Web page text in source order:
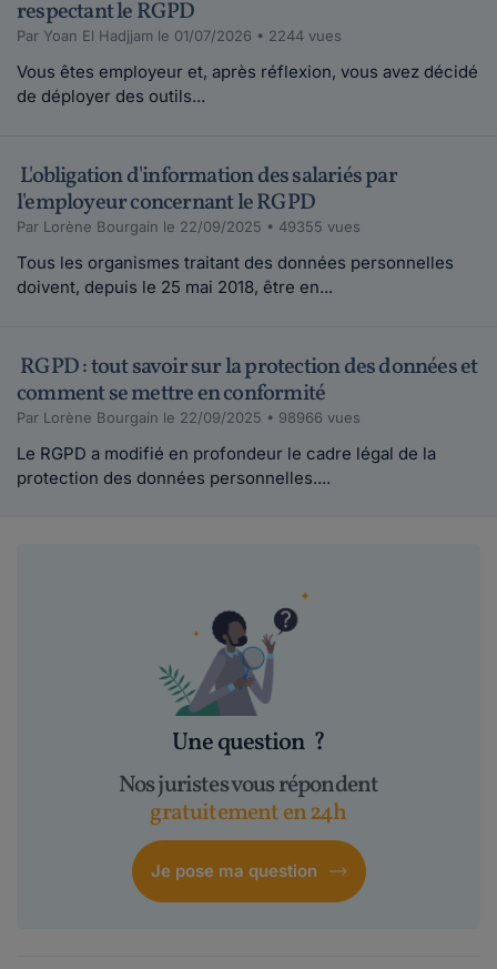
respectant le RGPD
Par Yoan El Hadjjam le 01/07/2026 • 2244 vues
Vous êtes employeur et, après réflexion, vous avez décidé
de déployer des outils...
L'obligation d'information des salariés par
l'employeur concernant le RGPD
Par Lorène Bourgain le 22/09/2025 • 49355 vues
Tous les organismes traitant des données personnelles
doivent, depuis le 25 mai 2018, être en...
RGPD : tout savoir sur la protection des données et
comment se mettre en conformité
Par Lorène Bourgain le 22/09/2025 • 98966 vues
Le RGPD a modifié en profondeur le cadre légal de la
protection des données personnelles....
Une question ?
Nos juristes vous répondent
gratuitement en 24h
Je pose ma question